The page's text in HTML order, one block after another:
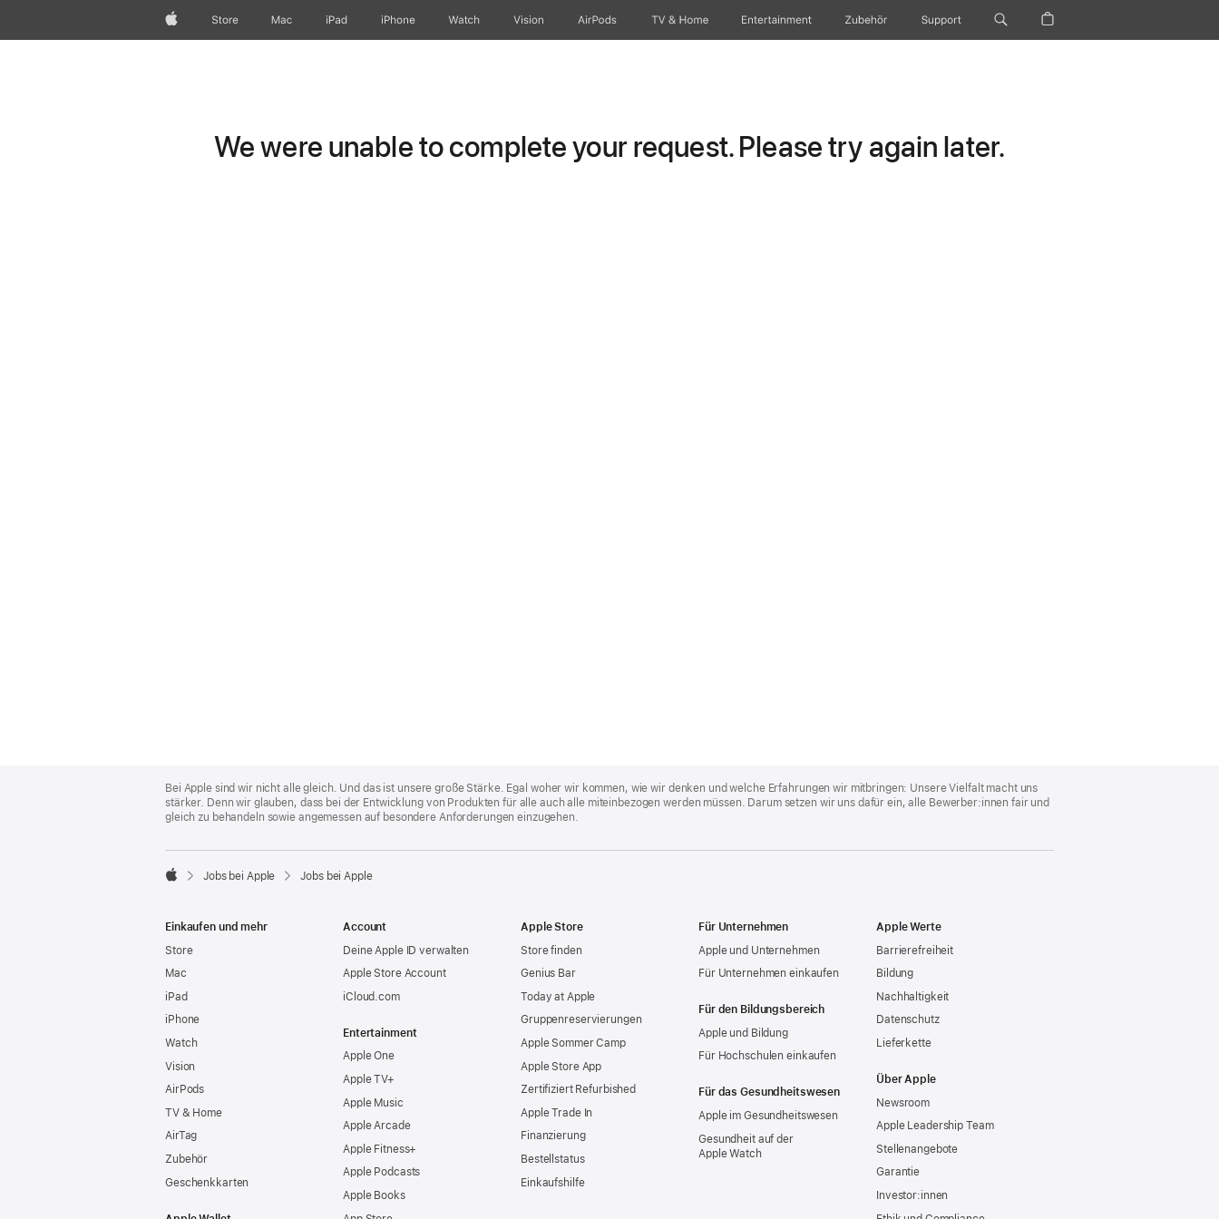
AppleStore Mac iPad iPhone Watch Vision AirPods TV & Home Entertainment Zubehör Support
We were unable to complete your request. Please try again later.
Footer
Bei Apple sind wir nicht alle gleich. Und das ist unsere große Stärke. Egal woher wir kommen, wie wir denken und welche Erfahrungen wir mitbringen: Unsere Vielfalt macht uns
stärker. Denn wir glauben, dass bei der Entwicklung von Produkten für alle auch alle miteinbezogen werden müssen. Darum setzen wir uns dafür ein, alle Bewerber:innen fair und
gleich zu behandeln sowie angemessen auf besondere Anforderungen einzugehen.

Jobs bei Apple Jobs bei Apple
Einkaufen und mehr
Store
Mac
iPad
iPhone
Watch
Vision
AirPods
TV & Home
AirTag
Zubehör
Geschenkkarten
Account
Deine Apple ID verwalten
Apple Store Account
iCloud.com
Entertainment
Apple One
Apple TV+
Apple Music
Apple Arcade
Apple Fitness+
Apple Podcasts
Apple Books
Apple Store
Store finden
Genius Bar
Today at Apple
Gruppen­reservierungen
Apple Sommer Camp
Apple Store App
Zertifiziert Refurbished
Apple Trade In
Finanzierung
Bestellstatus
Einkaufshilfe
Für Unternehmen
Apple und Unternehmen
Für Unternehmen einkaufen
Für den Bildungsbereich
Apple und Bildung
Für Hochschulen einkaufen
Für das Gesundheitswesen
Apple im Gesundheitswesen
Gesundheit auf der
Apple Watch
Apple Werte
Barrierefreiheit
Bildung
Nachhaltigkeit
Datenschutz
Lieferkette
Über Apple
Newsroom
Apple Leadership Team
Stellenangebote
Garantie
Investor:innen